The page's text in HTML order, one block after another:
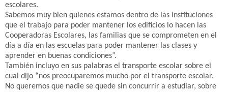
escolares.
Sabemos muy bien quienes estamos dentro de las instituciones
que el trabajo para poder mantener los edificios lo hacen las
Cooperadoras Escolares, las familias que se comprometen en el
día a día en las escuelas para poder mantener las clases y
aprender en buenas condiciones”.
También incluyo en sus palabras el transporte escolar sobre el
cual dijo “nos preocuparemos mucho por el transporte escolar.
No queremos que nadie se quede sin concurrir a estudiar, sobre